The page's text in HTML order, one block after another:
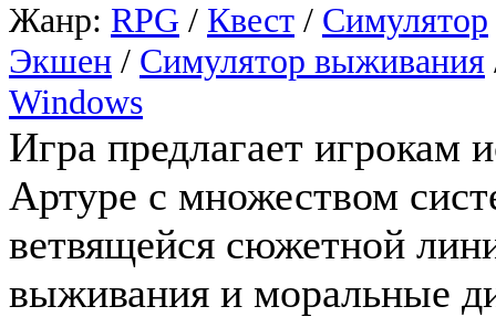
Жанр: RPG / Квест / Симулятор
Экшен / Симулятор выживания
Windows
Игра предлагает игрокам
Артуре с множеством
ветвящейся сюжетной
выживания и моральные